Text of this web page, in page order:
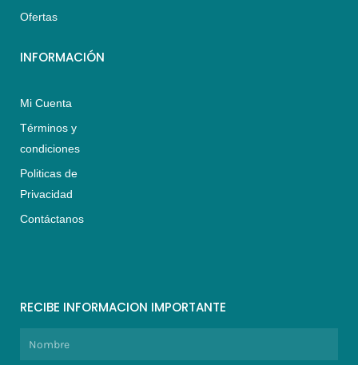
Ofertas
INFORMACIÓN
Mi Cuenta
Términos y
condiciones
Politicas de
Privacidad
Contáctanos
RECIBE INFORMACION IMPORTANTE